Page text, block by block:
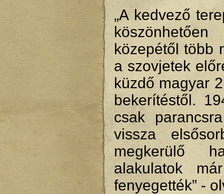
„A kedvező
közepétől több
a szovjetek
küzdő magyar
bekerítéstől.
csak
vissza
megkerülő
alakulatok
fenyegették” -